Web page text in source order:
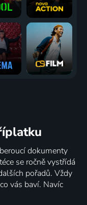
dokumenty
se ročně vystřídá
pořadů. Vždy
vás baví. Navíc